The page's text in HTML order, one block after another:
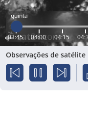
quinta
03:45 04:00 04:15
Observações de